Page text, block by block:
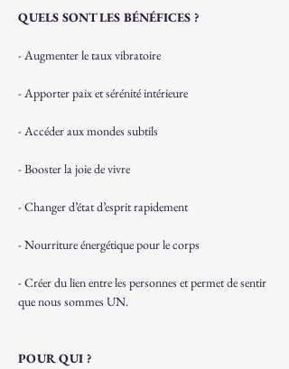
QUELS SONT LES BÉNÉFICES ?
- Augmenter le taux vibratoire
- Apporter paix et sérénité intérieure
- Accéder aux mondes subtils
- Booster la joie de vivre
- Changer d’état d’esprit rapidement
- Nourriture énergétique pour le corps
- Créer du lien entre les personnes et permet de sentir
que nous sommes UN.
POUR QUI ?